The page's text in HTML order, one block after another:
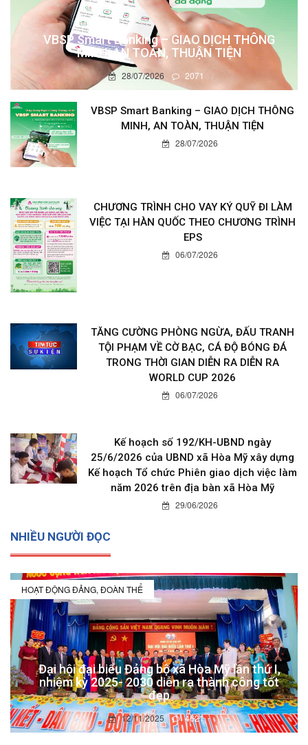
VBSP Smart Banking – GIAO DỊCH THÔNG
MINH, AN TOÀN, THUẬN TIỆN
28/07/2026 2071
VBSP Smart Banking – GIAO DỊCH THÔNG
MINH, AN TOÀN, THUẬN TIỆN
28/07/2026
CHƯƠNG TRÌNH CHO VAY KÝ QUỸ ĐI LÀM
VIỆC TẠI HÀN QUỐC THEO CHƯƠNG TRÌNH
EPS
06/07/2026
TĂNG CƯỜNG PHÒNG NGỪA, ĐẤU TRANH
TỘI PHẠM VỀ CỜ BẠC, CÁ ĐỘ BÓNG ĐÁ
TRONG THỜI GIAN DIỄN RA DIỄN RA
WORLD CUP 2026
06/07/2026
Kế hoạch số 192/KH-UBND ngày
25/6/2026 của UBND xã Hòa Mỹ xây dựng
Kế hoạch Tổ chức Phiên giao dịch việc làm
năm 2026 trên địa bàn xã Hòa Mỹ
29/06/2026
NHIỀU NGƯỜI ĐỌC
HOẠT ĐỘNG ĐẢNG, ĐOÀN THỂ
Đại hội đại biểu Đảng bộ xã Hòa Mỹ lần thứ I,
nhiệm kỳ 2025- 2030 diễn ra thành công tốt
đẹp
12/11/2025 4621